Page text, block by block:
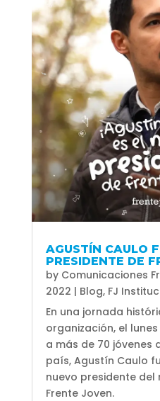
AGUSTÍN CAULO
PRESIDENTE DE
by Comunicaciones
2022 | Blog, FJ
En una jornada
organización, el
a más de 70 jóvenes
país, Agustín Caulo
nuevo presidente del
Frente Joven.